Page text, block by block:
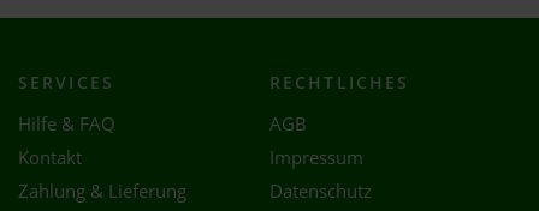
SERVICES
Hilfe & FAQ
Kontakt
Zahlung & Lieferung
RECHTLICHES
AGB
Impressum
Datenschutz